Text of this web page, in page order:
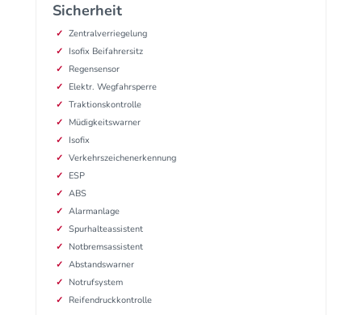
Sicherheit
Zentralverriegelung
Isofix Beifahrersitz
Regensensor
Elektr. Wegfahrsperre
Traktionskontrolle
Müdigkeitswarner
Isofix
Verkehrszeichenerkennung
ESP
ABS
Alarmanlage
Spurhalteassistent
Notbremsassistent
Abstandswarner
Notrufsystem
Reifendruckkontrolle